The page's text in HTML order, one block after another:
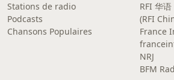
Stations de radio
Podcasts
Chansons Populaires
RFI 华
(RFI
France
NRJ
BFM